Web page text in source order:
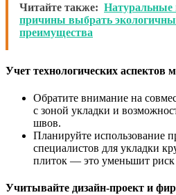
Читайте также: Натуральные
причины выбрать
преимущества
Учет технологических аспектов
Обратите внимание на
с зоной укладки и
швов.
Планируйте использование
специалистов для укладки
плиток — это уменьшит
Учитывайте дизайн-проект и